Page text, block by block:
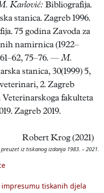
Karlović: Bibliografija.
stanica. Zagreb 1996.
75 godina Zavoda za
namirnica (1922–
61–62, 75–76. —M.
stanica, 30(1999) 5,
2. Zagreb
Veterinarskoga fakulteta
Zagreb 2019.
Robert Krog (2021)
iz tiskanog izdanja 1983. – 2021.
tiskanih djela